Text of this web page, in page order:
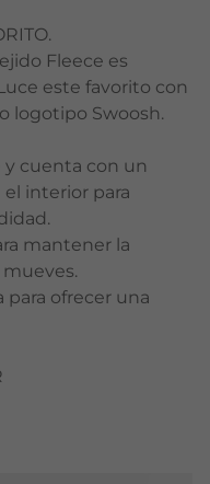
Fleece es
este favorito con
logotipo Swoosh.
y cuenta con un
interior para
mantener la
para ofrecer una